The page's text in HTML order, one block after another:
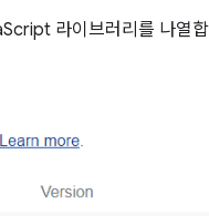
라이브러리를 나열